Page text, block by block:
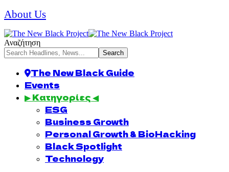
About Us
Αναζήτηση
The New Black Guide
Events
▶ Κατηγορίες ◀
ESG
Business Growth
Personal Growth & BioHacking
Black Spotlight
Technology